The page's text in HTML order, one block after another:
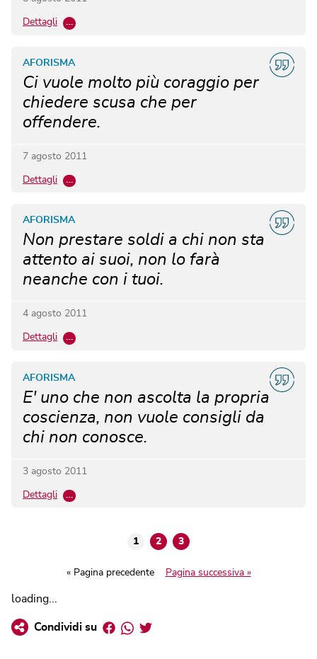
Dettagli …
Ci vuole molto più coraggio per
chiedere scusa che per
offendere.
AFORISMA
7 agosto 2011
Dettagli …
Non prestare soldi a chi non sta
attento ai suoi, non lo farà
neanche con i tuoi.
AFORISMA
4 agosto 2011
Dettagli …
E' uno che non ascolta la propria
coscienza, non vuole consigli da
chi non conosce.
AFORISMA
3 agosto 2011
Dettagli …
1 2 3
« Pagina precedente Pagina successiva »
loading...
Condividi su Facebook
Whatsapp
Twitter